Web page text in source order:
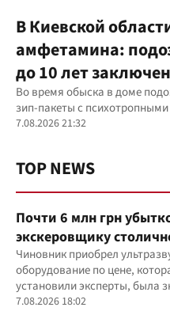
В Киевской
амфетамина:
до 10 лет
Во время обыска в доме
зип-пакеты с
7.08.2026 21:32
TOP NEWS
Почти 6 млн грн
экскеровщику
подозрение
Чиновник приобрел
оборудование по цене,
установили эксперты, была
выше рыночной
7.08.2026 18:02